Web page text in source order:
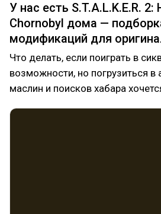
У нас есть S.T.A.L.K.E.R. 2:
Chornobyl дома —
модификаций для
Что делать, если поиграть в
возможности, но погрузиться в
маслин и поисков хабара